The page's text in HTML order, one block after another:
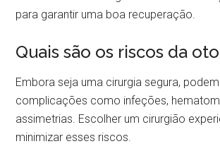
para garantir uma boa recuperação.
Quais são os riscos da
Embora seja uma cirurgia segura,
complicações como infeções,
assimetrias. Escolher um cirurgião
minimizar esses riscos.